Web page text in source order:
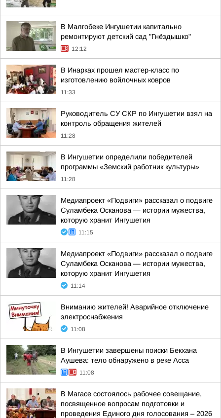
В Малгобеке Ингушетии капитально
ремонтируют детский сад "Гнёздышко"
12:12
В Инарках прошел мастер-класс по
изготовлению войлочных ковров
11:33
Руководитель СУ СКР по Ингушетии взял на
контроль обращения жителей
11:28
В Ингушетии определили победителей
программы «Земский работник культуры»
11:28
Медиапроект «Подвиги» рассказал о подвиге
Суламбека Осканова — истории мужества,
которую хранит Ингушетия
11:15
Медиапроект «Подвиги» рассказал о подвиге
Суламбека Осканова — истории мужества,
которую хранит Ингушетия
11:14
Вниманию жителей! Аварийное отключение
электроснабжения
11:08
В Ингушетии завершены поиски Бекхана
Аушева: тело обнаружено в реке Асса
11:08
В Магасе состоялось рабочее совещание,
посвященное вопросам подготовки и
проведения Единого дня голосования – 2026